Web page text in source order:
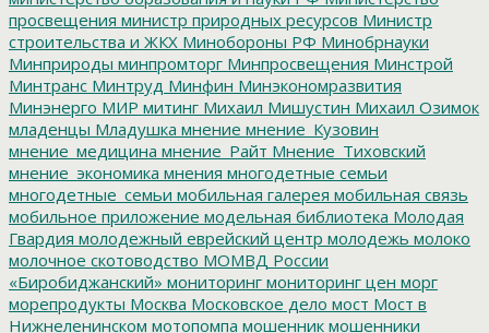
просвещения министр природных ресурсов Министр
строительства и ЖКХ Минобороны РФ Минобрнауки
Минприроды минпромторг Минпросвещения Минстрой
Минтранс Минтруд Минфин Минэкономразвития
Минэнерго МИР митинг Михаил Мишустин Михаил Озимок
младенцы Младушка мнение мнение_Кузовин
мнение_медицина мнение_Райт Мнение_Тиховский
мнение_экономика мнения многодетные семьи
многодетные_семьи мобильная галерея мобильная связь
мобильное приложение модельная библиотека Молодая
Гвардия молодежный еврейский центр молодежь молоко
молочное скотоводство МОМВД России
«Биробиджанский» мониторинг мониторинг цен морг
морепродукты Москва Московское дело мост Мост в
Нижнеленинском мотопомпа мошенник мошенники